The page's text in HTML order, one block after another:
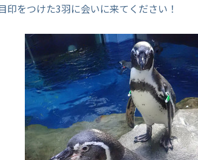
印をつけた3羽に会いに来てください！